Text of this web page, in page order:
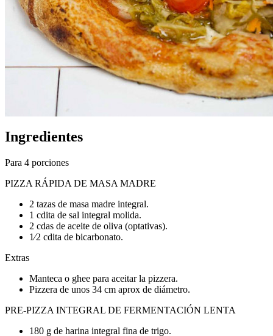
Ingredientes
Para 4 porciones
PIZZA RÁPIDA DE MASA MADRE
2 tazas de masa madre integral.
1 cdita de sal integral molida.
2 cdas de aceite de oliva (optativas).
1⁄2 cdita de bicarbonato.
Extras
Manteca o ghee para aceitar la pizzera.
Pizzera de unos 34 cm aprox de diámetro.
PRE-PIZZA INTEGRAL DE FERMENTACIÓN LENTA
180 g de harina integral fina de trigo.